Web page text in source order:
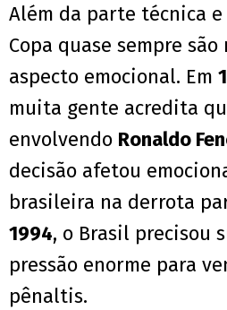
Além da parte técnica
Copa quase sempre
aspecto emocional. Em
muita gente acredita
envolvendo Ronaldo
decisão afetou
brasileira na derrota
1994, o Brasil precisou
pressão enorme para
pênaltis.